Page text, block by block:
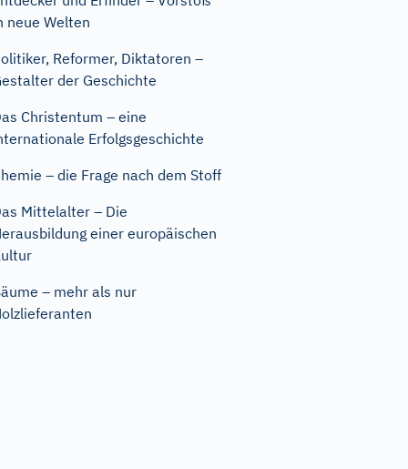
neue Welten
Reformer, Diktatoren –
der Geschichte
Christentum – eine
Erfolgsgeschichte
– die Frage nach dem Stoff
Mittelalter – Die
einer europäischen
– mehr als nur